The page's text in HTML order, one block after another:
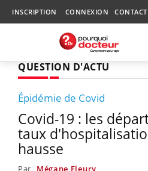
INSCRIPTION CONNEXION CONTACT
QUESTION D'ACTU
Épidémie de Covid
Covid-19 : les
taux
hausse
Par Mégane Fleury